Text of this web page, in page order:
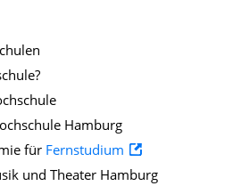
Hamburg
für Fernstudium
und Theater Hamburg